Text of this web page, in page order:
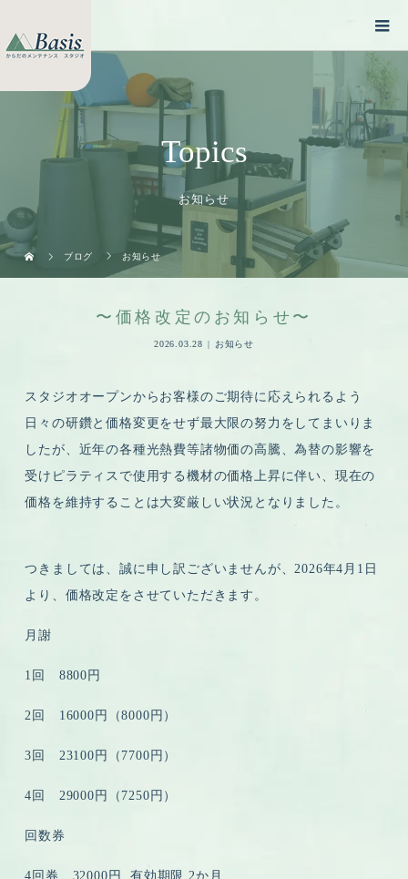
Topics
お知らせ
ブログ お知らせ
〜価格改定のお知らせ〜
2026.03.28 お知らせ
スタジオオープンからお客様のご期待に応えられるよう
日々の研鑽と価格変更をせず最大限の努力をしてまいりま
したが、近年の各種光熱費等諸物価の高騰、為替の影響を
受けピラティスで使用する機材の価格上昇に伴い、現在の
価格を維持することは大変厳しい状況となりました。
つきましては、誠に申し訳ございませんが、2026年4月1日
より、価格改定 をさせていただきます。
月謝
1回 8800円
2回 16000円（8000円）
3回 23100円（7700円）
4回 29000円（7250円）
回数券
4回券 32000円 有効期限 2か月